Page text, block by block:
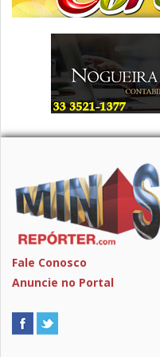
Fale Conosco
Anuncie no Portal